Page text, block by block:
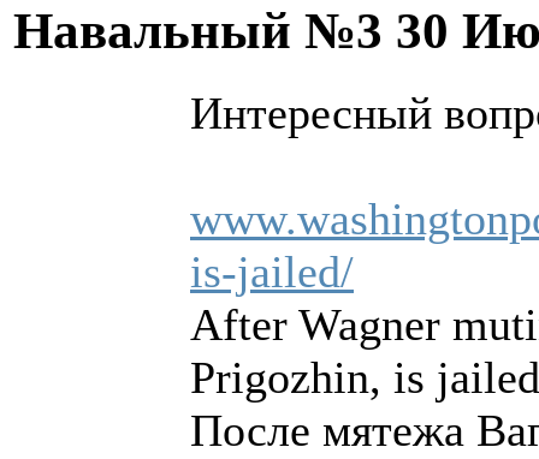
Навальный №3 30
Интересный
is-jailed/
After Wagner
Prigozhin, is jailed
После мятежа